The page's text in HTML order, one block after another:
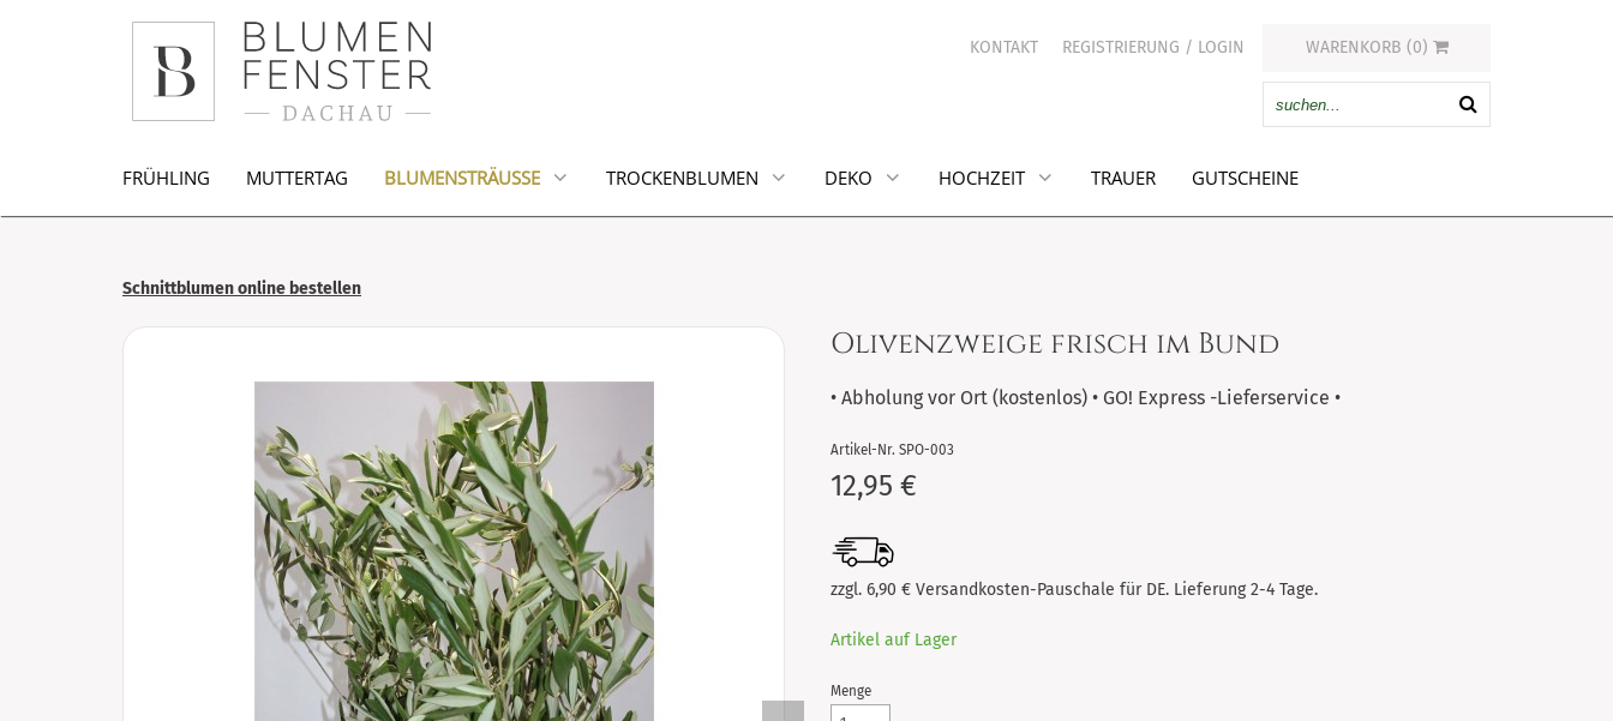
WARENKORB (0)
KONTAKT REGISTRIERUNG / LOGIN
FRÜHLING MUTTERTAG BLUMENSTRÄUSSE TROCKENBLUMEN DEKO HOCHZEIT TRAUER GUTSCHEINE
Schnittblumen online bestellen
Olivenzweige frisch im Bund
• Abholung vor Ort (kostenlos) • GO! Express -Lieferservice •
Artikel-Nr. SPO-003
12,95 €
zzgl. 6,90 € Versandkosten-Pauschale für DE. Lieferung 2-4 Tage.
Artikel auf Lager
Menge